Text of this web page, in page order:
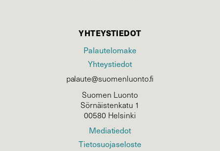
YHTEYSTIEDOT
Palautelomake
Yhteystiedot
palaute@suomenluonto.fi
Suomen Luonto
Sörnäistenkatu 1
00580 Helsinki
Mediatiedot
Tietosuojaseloste